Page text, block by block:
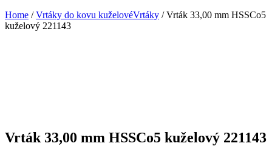
Home /Vrtáky do kovu kuželovéVrtáky / Vrták 33,00 mm HSSCo5
kuželový 221143
Vrták 33,00 mm HSSCo5 kuželový 221143